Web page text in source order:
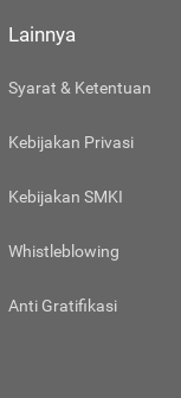
Lainnya
Syarat & Ketentuan
Kebijakan Privasi
Kebijakan SMKI
Whistleblowing
Anti Gratifikasi